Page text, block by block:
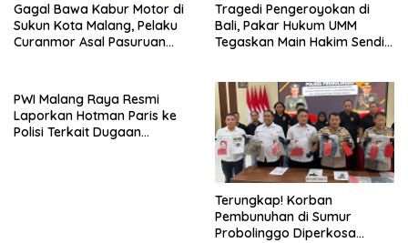
Gagal Bawa Kabur Motor di
Sukun Kota Malang, Pelaku
Curanmor Asal Pasuruan
Tragedi Pengeroyokan di
Bali, Pakar Hukum UMM
Tegaskan Main Hakim Sendiri
PWI Malang Raya Resmi
Laporkan Hotman Paris ke
Polisi Terkait Dugaan
Terungkap! Korban
Pembunuhan di Sumur
Probolinggo Diperkosa